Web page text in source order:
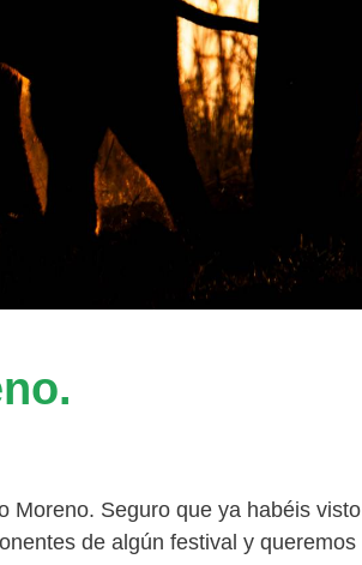
Moreno. Seguro que ya habéis visto
de algún festival y queremos